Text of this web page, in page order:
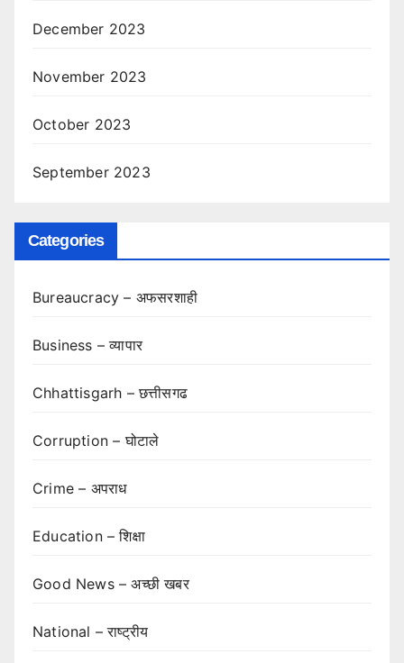
December 2023
November 2023
October 2023
September 2023
Categories
Bureaucracy – अफसरशाही
Business – व्यापार
Chhattisgarh – छत्तीसगढ
Corruption – घोटाले
Crime – अपराध
Education – शिक्षा
Good News – अच्छी खबर
National – राष्ट्रीय